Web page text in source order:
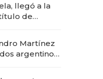
llegó a la
de
Martínez
argentinos